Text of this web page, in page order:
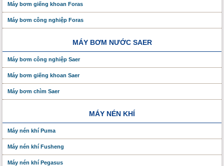
Máy bơm giếng khoan Foras
Máy bơm công nghiệp Foras
MÁY BƠM NƯỚC SAER
Máy bơm công nghiệp Saer
Máy bơm giếng khoan Saer
Máy bơm chìm Saer
MÁY NÉN KHÍ
Máy nén khí Puma
Máy nén khí Fusheng
Máy nén khí Pegasus